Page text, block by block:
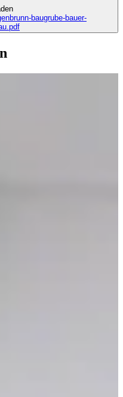
baugrube-bauer-